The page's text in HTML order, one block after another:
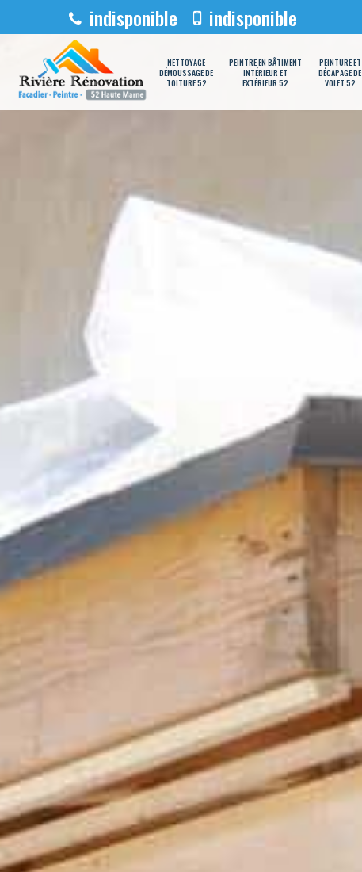
indisponible indisponible
NETTOYAGE
DÉMOUSSAGE DE
TOITURE 52
PEINTRE EN BÂTIMENT
INTÉRIEUR ET
EXTÉRIEUR 52
PEINTURE ET
DÉCAPAGE DE
VOLET 52